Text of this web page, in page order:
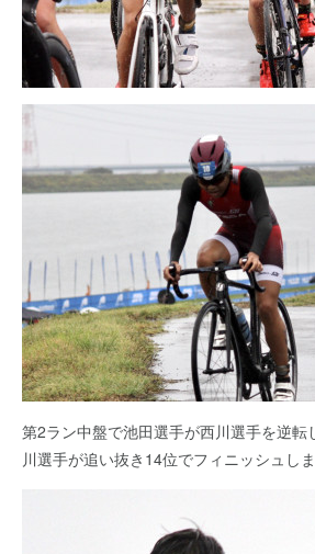
第2ラン中盤で池田選手が西川選手を逆転
川選手が追い抜き14位でフィニッシュし